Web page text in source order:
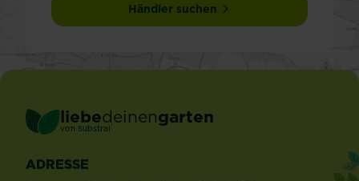
Händler suchen
liebedeinengarten
von Substral ®
ADRESSE